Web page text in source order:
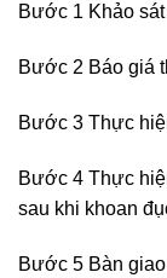
Bước 1 Khảo
Bước 2 Báo giá
Bước 3 Thực
Bước 4 Thực
sau khi khoan
Bước 5 Bàn